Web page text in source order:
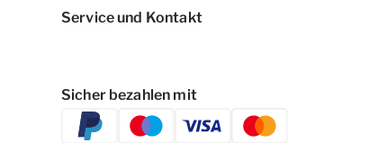
Service und Kontakt
Sicher bezahlen mit